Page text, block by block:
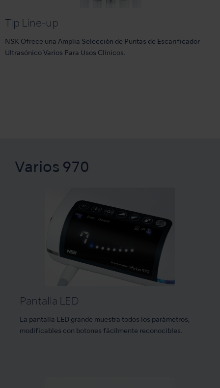
Tip Line-up
NSK Ofrece una Amplia Selección de Puntas de Escarificador
Ultrasónico Varios Para Usos Clínicos.
Varios 970
Pantalla LED
La pantalla LED grande muestra todos los parámetros,
modificables con botones fácilmente reconocibles.